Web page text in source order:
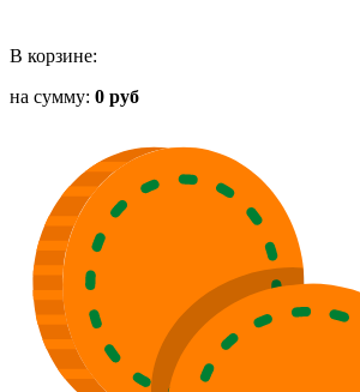
В корзине:
на сумму: 0 руб